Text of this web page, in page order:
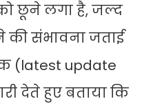
छूने लगा है, जल्द
की संभावना जताई
(latest update
देते हुए बताया कि